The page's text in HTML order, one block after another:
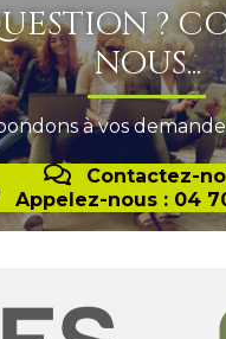
?
NOUS...
à vos
Contactez-
Appelez-nous : 04